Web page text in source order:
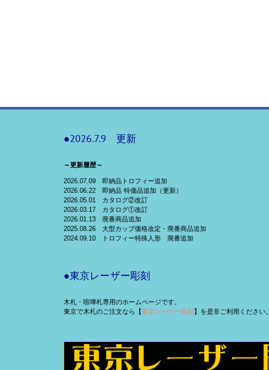
●2026.7.9 更新
～更新履歴～
2026.07.09 即納品トロフィー追加
2026.06.22 即納品 特価品追加（更新）
2026.05.01 カタログ②改訂
2026.03.17 カタログ①改訂
2026.01.13 廃番商品追加
2025.08.26 大型カップ価格改定・廃番商品追加
2024.09.10 トロフィー特殊人形 廃番追加
●東京レーザー彫刻
木札・喧嘩札専用のホームページです。
東京で木札のご注文なら【東京レーザー彫刻】を是非ご利用ください。